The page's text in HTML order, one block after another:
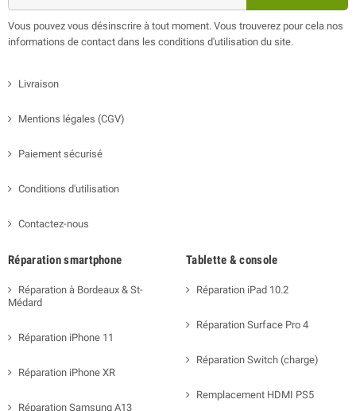
Vous pouvez vous désinscrire à tout moment. Vous trouverez pour cela nos
informations de contact dans les conditions d'utilisation du site.
Livraison
Mentions légales (CGV)
Paiement sécurisé
Conditions d'utilisation
Contactez-nous
Réparation smartphone
Réparation à Bordeaux & St-
Médard
Réparation iPhone 11
Réparation iPhone XR
Réparation Samsung A13
Tablette & console
Réparation iPad 10.2
Réparation Surface Pro 4
Réparation Switch (charge)
Remplacement HDMI PS5